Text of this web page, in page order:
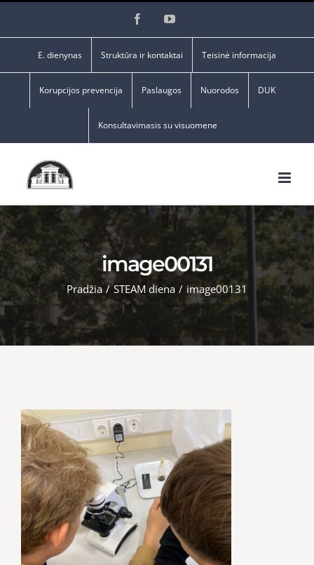
FacebookYouTube
E. dienynas Struktūra ir kontaktai Teisinė informacija
Korupcijos prevencija Paslaugos Nuorodos DUK
Konsultavimasis su visuomene
image00131
Pradžia / STEAM diena / image00131